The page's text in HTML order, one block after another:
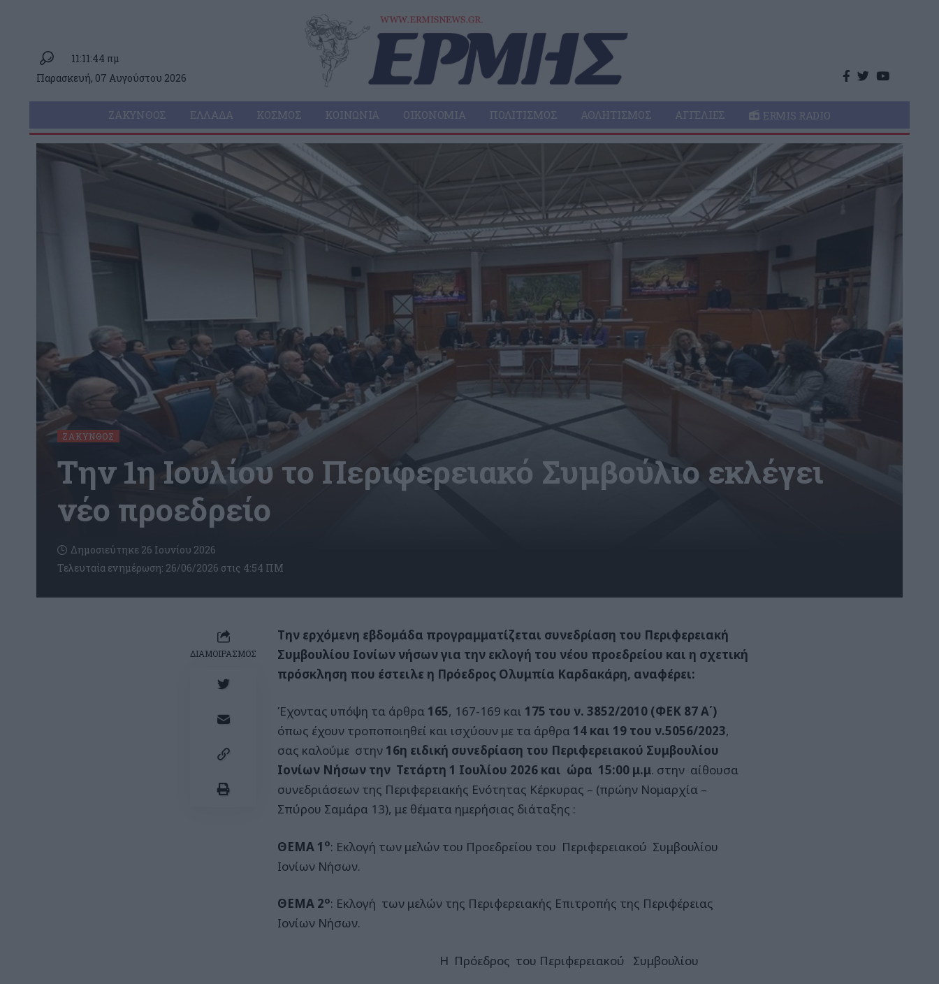
11:11:44 πμ
Παρασκευή, 07 Αυγούστου 2026
ΖΆΚΥΝΘΟΣ ΕΛΛΆΔΑ ΚΌΣΜΟΣ ΚΟΙΝΩΝΊΑ ΟΙΚΟΝΟΜΊΑ ΠΟΛΙΤΙΣΜΌΣ ΑΘΛΗΤΙΣΜΌΣ ΑΓΓΕΛΊΕΣ ERMIS RADIO
ΖΆΚΥΝΘΟΣ
Την 1η Ιουλίου το Περιφερειακό Συμβούλιο εκλέγει
νέο προεδρείο
Τελευταία ενημέρωση: 26/06/2026 στις 4:54 ΠΜ
Δημοσιεύτηκε 26 Ιουνίου 2026
ΔΙΑΜΟΙΡΑΣΜΟΣ
Την ερχόμενη εβδομάδα προγραμματίζεται συνεδρίαση του Περιφερειακή
Συμβουλίου Ιονίων νήσων για την εκλογή του νέου προεδρείου και η σχετική
πρόσκληση που έστειλε η Πρόεδρος Ολυμπία Καρδακάρη, αναφέρει:
Έχοντας υπόψη τα άρθρα 165, 167-169 και 175 του ν. 3852/2010 (ΦΕΚ 87 Α΄)
όπως έχουν τροποποιηθεί και ισχύουν με τα άρθρα 14 και 19 του ν.5056/2023,
σας καλούμε στην 16η ειδική συνεδρίαση του Περιφερειακού Συμβουλίου
Ιονίων Νήσων την Τετάρτη 1 Ιουλίου 2026 και ώρα 15:00 μ.μ. στην αίθουσα
συνεδριάσεων της Περιφερειακής Ενότητας Κέρκυρας – (πρώην Νομαρχία –
Σπύρου Σαμάρα 13), με θέματα ημερήσιας διάταξης :
ΘΕΜΑ 1 ο: Εκλογή των μελών του Προεδρείου του Περιφερειακού Συμβουλίου
Ιονίων Νήσων.
ΘΕΜΑ 2ο: Εκλογή των μελών της Περιφερειακής Επιτροπής της Περιφέρειας
Ιονίων Νήσων.
Η Πρόεδρος του Περιφερειακού Συμβουλίου